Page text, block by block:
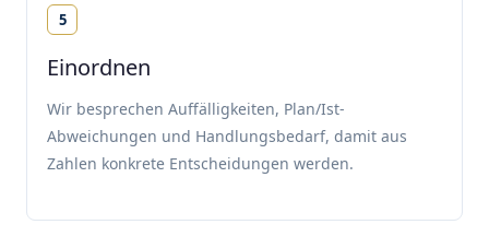
5
Einordnen
Wir besprechen Auffälligkeiten, Plan/Ist-
Abweichungen und Handlungsbedarf, damit aus
Zahlen konkrete Entscheidungen werden.